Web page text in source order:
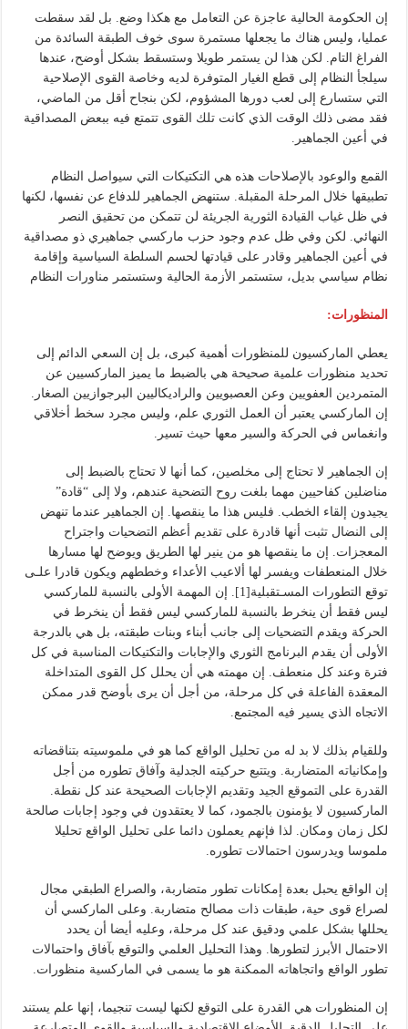
إن الحكومة الحالية عاجزة عن التعامل مع هكذا وضع. بل لقد سقطت
عمليا، وليس هناك ما يجعلها مستمرة سوى خوف الطبقة السائدة من
الفراغ التام. لكن هذا لن يستمر طويلا وستسقط بشكل أوضح، عندها
سيلجأ النظام إلى قطع الغيار المتوفرة لديه وخاصة القوى الإصلاحية
التي ستسارع إلى لعب دورها المشؤوم، لكن بنجاح أقل من الماضي،
فقد مضى ذلك الوقت الذي كانت تلك القوى تتمتع فيه ببعض المصداقية
في أعين الجماهير.
القمع والوعود بالإصلاحات هذه هي التكتيكات التي سيواصل النظام
تطبيقها خلال المرحلة المقبلة. ستنهض الجماهير للدفاع عن نفسها، لكنها
في ظل غياب القيادة الثورية الجريئة لن تتمكن من تحقيق النصر
النهائي. لكن وفي ظل عدم وجود حزب ماركسي جماهيري ذو مصداقية
في أعين الجماهير وقادر على قيادتها لحسم السلطة السياسية وإقامة
نظام سياسي بديل، ستستمر الأزمة الحالية وستستمر مناورات النظام
المنظورات:
يعطي الماركسيون للمنظورات أهمية كبرى، بل إن السعي الدائم إلى
تحديد منظورات علمية صحيحة هي بالضبط ما يميز الماركسيين عن
المتمردين العفويين وعن العصبويين والراديكاليين البرجوازيين الصغار.
إن الماركسي يعتبر أن العمل الثوري علم، وليس مجرد سخط أخلاقي
وانغماس في الحركة والسير معها حيث تسير.
إن الجماهير لا تحتاج إلى مخلصين، كما أنها لا تحتاج بالضبط إلى
مناضلين كفاحيين مهما بلغت روح التضحية عندهم، ولا إلى “قادة”
يجيدون إلقاء الخطب. فليس هذا ما ينقصها. إن الجماهير عندما تنهض
إلى النضال تثبت أنها قادرة على تقديم أعظم التضحيات واجتراح
المعجزات. إن ما ينقصها هو من ينير لها الطريق ويوضح لها مسارها
خلال المنعطفات ويفسر لها ألاعيب الأعداء وخططهم ويكون قادرا علـى
توقع التطورات المسـتقبلية[1]. إن المهمة الأولى بالنسبة للماركسي
ليس فقط أن ينخرط بالنسبة للماركسي ليس فقط أن ينخرط في
الحركة ويقدم التضحيات إلى جانب أبناء وبنات طبقته، بل هي بالدرجة
الأولى أن يقدم البرنامج الثوري والإجابات والتكتيكات المناسبة في كل
فترة وعند كل منعطف. إن مهمته هي أن يحلل كل القوى المتداخلة
المعقدة الفاعلة في كل مرحلة، من أجل أن يرى بأوضح قدر ممكن
الاتجاه الذي يسير فيه المجتمع.
وللقيام بذلك لا بد له من تحليل الواقع كما هو في ملموسيته بتناقضاته
وإمكانياته المتضاربة. ويتتبع حركيته الجدلية وآفاق تطوره من أجل
القدرة على التموقع الجيد وتقديم الإجابات الصحيحة عند كل نقطة.
الماركسيون لا يؤمنون بالجمود، كما لا يعتقدون في وجود إجابات صالحة
لكل زمان ومكان. لذا فإنهم يعملون دائما على تحليل الواقع تحليلا
ملموسا ويدرسون احتمالات تطوره.
إن الواقع يحبل بعدة إمكانات تطور متضاربة، والصراع الطبقي مجال
لصراع قوى حية، طبقات ذات مصالح متضاربة. وعلى الماركسي أن
يحللها بشكل علمي ودقيق عند كل مرحلة، وعليه أيضا أن يحدد
الاحتمال الأبرز لتطورها. وهذا التحليل العلمي والتوقع بآفاق واحتمالات
تطور الواقع واتجاهاته الممكنة هو ما يسمى في الماركسية منظورات.
إن المنظورات هي القدرة على التوقع لكنها ليست تنجيما، إنها علم يستند